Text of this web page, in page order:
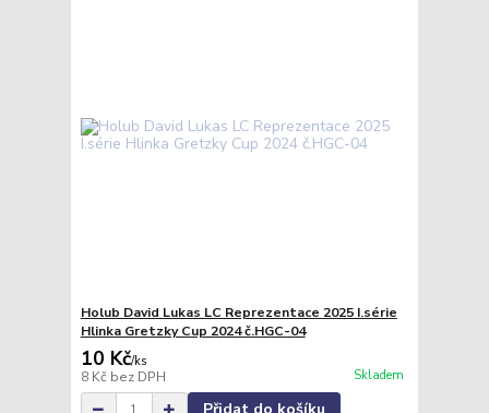
Holub David Lukas LC Reprezentace 2025 I.série
Hlinka Gretzky Cup 2024 č.HGC-04
10 Kč/ks
8 Kč bez DPH Skladem